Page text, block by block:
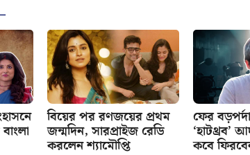
বিয়ের পর রণজয়ের প্রথম
জন্মদিন, সারপ্রাইজ রেডি
করলেন শ্যামৌপ্তি
ফের
‘হাটথ্রব’
কবে